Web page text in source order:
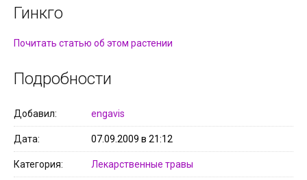
Телефон:
Мобильный:
E-mail:admin@medvestnic.ru
Форма обратной связи
Гинкго
Почитать статью об этом растении
Подробности
Добавил engavis
Дата 07.09.2009 в 21:12
Категория Лекарственные травы